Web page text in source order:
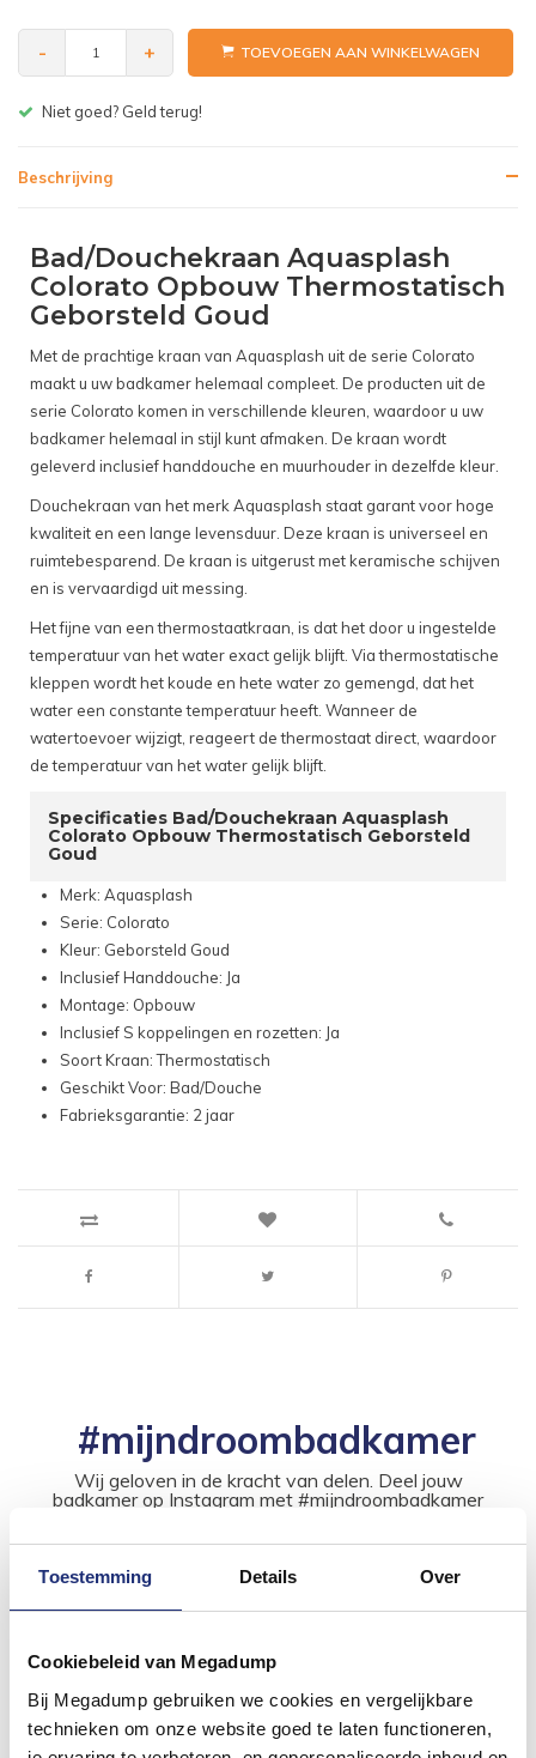
Toestemming Details Over
Cookiebeleid van Megadump
Bij Megadump gebruiken we cookies en vergelijkbare
technieken om onze website goed te laten functioneren,
- + TOEVOEGEN AAN WINKELWAGEN
Gratis bezorgen v.a. € 150,- (NL)
Beschrijving
Bad/Douchekraan Aquasplash
Colorato Opbouw Thermostatisch
Geborsteld Goud
Met de prachtige kraan van Aquasplash uit de serie Colorato
maakt u uw badkamer helemaal compleet. De producten uit de
serie Colorato komen in verschillende kleuren, waardoor u uw
badkamer helemaal in stijl kunt afmaken. De kraan wordt
geleverd inclusief handdouche en muurhouder in dezelfde kleur.
Douchekraan van het merk Aquasplash staat garant voor hoge
kwaliteit en een lange levensduur. Deze kraan is universeel en
ruimtebesparend. De kraan is uitgerust met keramische schijven
en is vervaardigd uit messing.
Het fijne van een thermostaatkraan, is dat het door u ingestelde
temperatuur van het water exact gelijk blijft. Via thermostatische
kleppen wordt het koude en hete water zo gemengd, dat het
water een constante temperatuur heeft. Wanneer de
watertoevoer wijzigt, reageert de thermostaat direct, waardoor
de temperatuur van het water gelijk blijft.
Specificaties Bad/Douchekraan Aquasplash
Colorato Opbouw Thermostatisch Geborsteld
Goud
Merk: Aquasplash
Serie: Colorato
Kleur: Geborsteld Goud
Inclusief Handdouche: Ja
Montage: Opbouw
Inclusief S koppelingen en rozetten: Ja
Soort Kraan: Thermostatisch
Geschikt Voor: Bad/Douche
Fabrieksgarantie: 2 jaar
#mijndroombadkamer
Wij geloven in de kracht van delen. Deel jouw
badkamer op Instagram met #mijndroombadkamer
inspirerende omgeving vol met unieke